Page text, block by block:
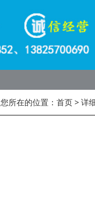
您所在的位置： 首页> 详